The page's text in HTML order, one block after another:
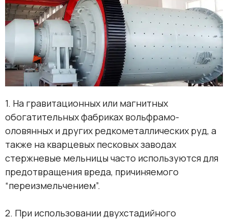
1. На гравитационных или магнитных
обогатительных фабриках вольфрамо-
оловянных и других редкометаллических руд, а
также на кварцевых песковых заводах
стержневые мельницы часто используются для
предотвращения вреда, причиняемого
“переизмельчением”.
2. При использовании двухстадийного